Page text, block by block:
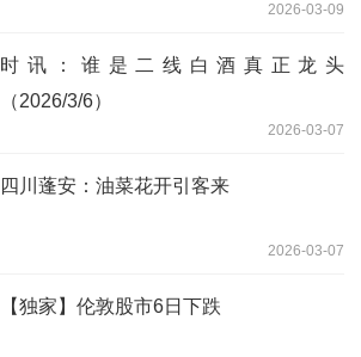
2026-03-09
时讯：谁是二线白酒真正龙头
（2026/3/6）
2026-03-07
四川蓬安：油菜花开引客来
2026-03-07
【独家】伦敦股市6日下跌